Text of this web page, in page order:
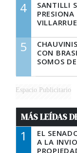
4
SANTILLI
5
CON
SOMOS
Espacio Publicitario
MÁS LEÍDAS
1
EL
A LA